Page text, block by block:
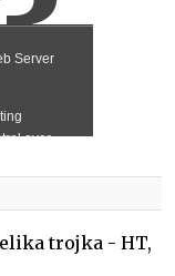
trojka - HT,